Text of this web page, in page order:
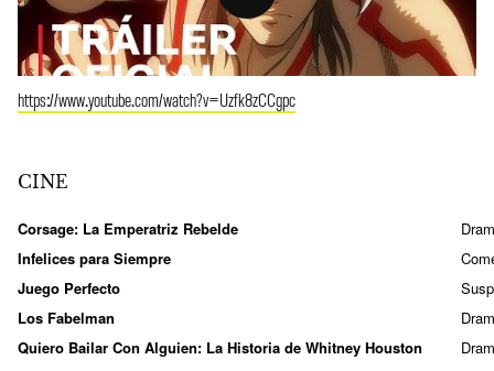
https://www.youtube.com/watch?v=Uzfk8zCCgpc
CINE
Corsage: La Emperatriz Rebelde
Infelices para Siempre
Juego Perfecto
Los Fabelman
Quiero Bailar Con Alguien: La Historia de Whitney Houston